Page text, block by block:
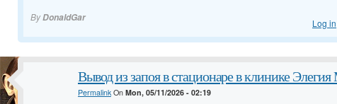
ByDonaldGar Log in
Вывод из запоя в стационаре в клинике
PermalinkOn Mon, 05/11/2026 - 02:19